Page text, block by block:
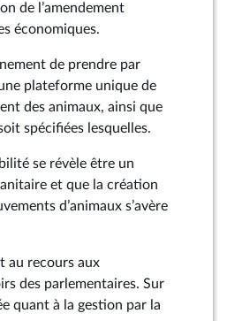
de l’amendement
économiques.
de prendre par
plateforme unique de
des animaux, ainsi que
spécifiées lesquelles.
se révèle être un
et que la création
d’animaux s’avère
au recours aux
des parlementaires. Sur
quant à la gestion par la